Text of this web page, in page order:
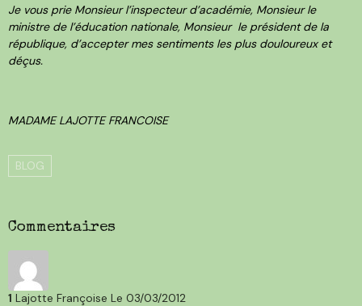
Je vous prie Monsieur l’inspecteur d’académie, Monsieur le
ministre de l’éducation nationale, Monsieur le président de la
république, d’accepter mes sentiments les plus douloureux et
déçus.
MADAME LAJOTTE FRANCOISE
BLOG
Commentaires
1 Lajotte Françoise Le 03/03/2012